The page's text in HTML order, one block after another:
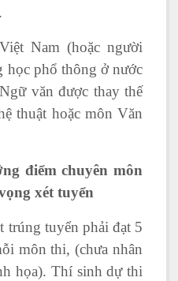
Nam (hoặc người
học phổ thông ở nước
văn được thay thế
thuật hoặc môn Văn
điểm chuyên môn
xét tuyển
trúng tuyển phải đạt 5
môn thi, (chưa nhân
họa). Thí sinh dự thi